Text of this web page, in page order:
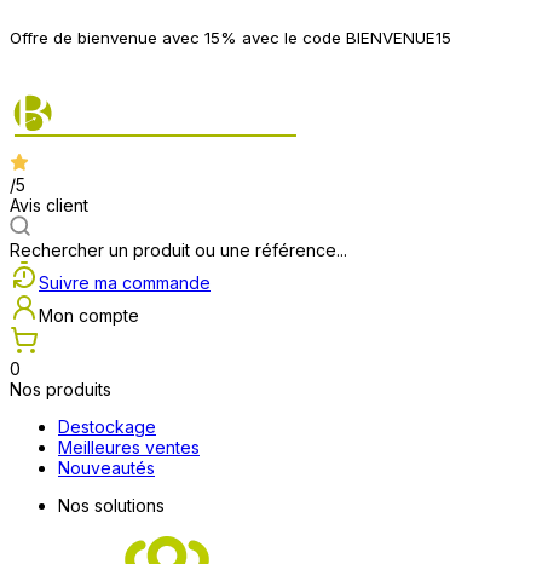
Offre de bienvenue avec 15% avec le code BIENVENUE15
/5
Avis client
Rechercher un produit ou une référence...
Suivre ma commande
Mon compte
0
Nos produits
Destockage
Meilleures ventes
Nouveautés
Nos solutions